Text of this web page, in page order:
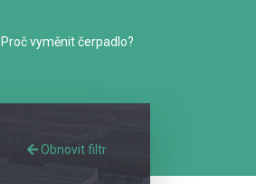
Proč vyměnit čerpadlo?
Obnovit filtr